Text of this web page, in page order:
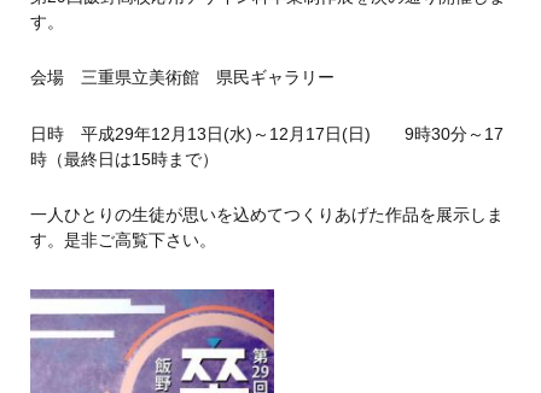
す。
会場 三重県立美術館 県民ギャラリー
日時 平成29年12月13日(水)～12月17日(日) 9時30分～17
時（最終日は15時まで）
一人ひとりの生徒が思いを込めてつくりあげた作品を展示しま
す。是非ご高覧下さい。